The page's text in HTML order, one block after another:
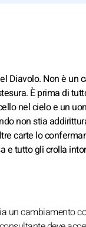
Non è un
È prima di
nel cielo e un
non stia
carte lo
tutto gli crolla
un cambiamento